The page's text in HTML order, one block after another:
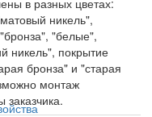
в разных цветах:
никель",
"белые",
никель", покрытие
бронза" и "старая
монтаж
заказчика.